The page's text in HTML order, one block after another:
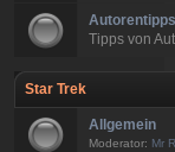
Autorentipps
Tipps von
Star Trek
Allgemein
Moderator: Mr